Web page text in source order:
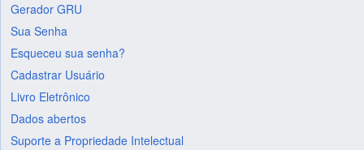
Gerador GRU
Sua Senha
Esqueceu sua senha?
Cadastrar Usuário
Livro Eletrônico
Dados abertos
Suporte a Propriedade Intelectual